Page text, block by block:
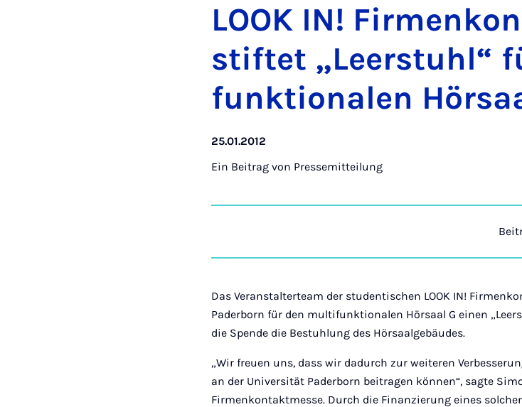
LOOK IN!
stif­tet „Leer­stuhl“
funk­ti­o­na­len
25.01.2012
Ein Beitrag von Pressemitteilung
Das Veranstalterteam der studentischen LOOK IN!
Paderborn für den multifunktionalen Hörsaal G einen
die Spende die Bestuhlung des Hörsaalgebäudes.
„Wir freuen uns, dass wir dadurch zur weiteren
an der Universität Paderborn beitragen können“, sagte
Firmenkontaktmesse. Durch die Finanzierung eines